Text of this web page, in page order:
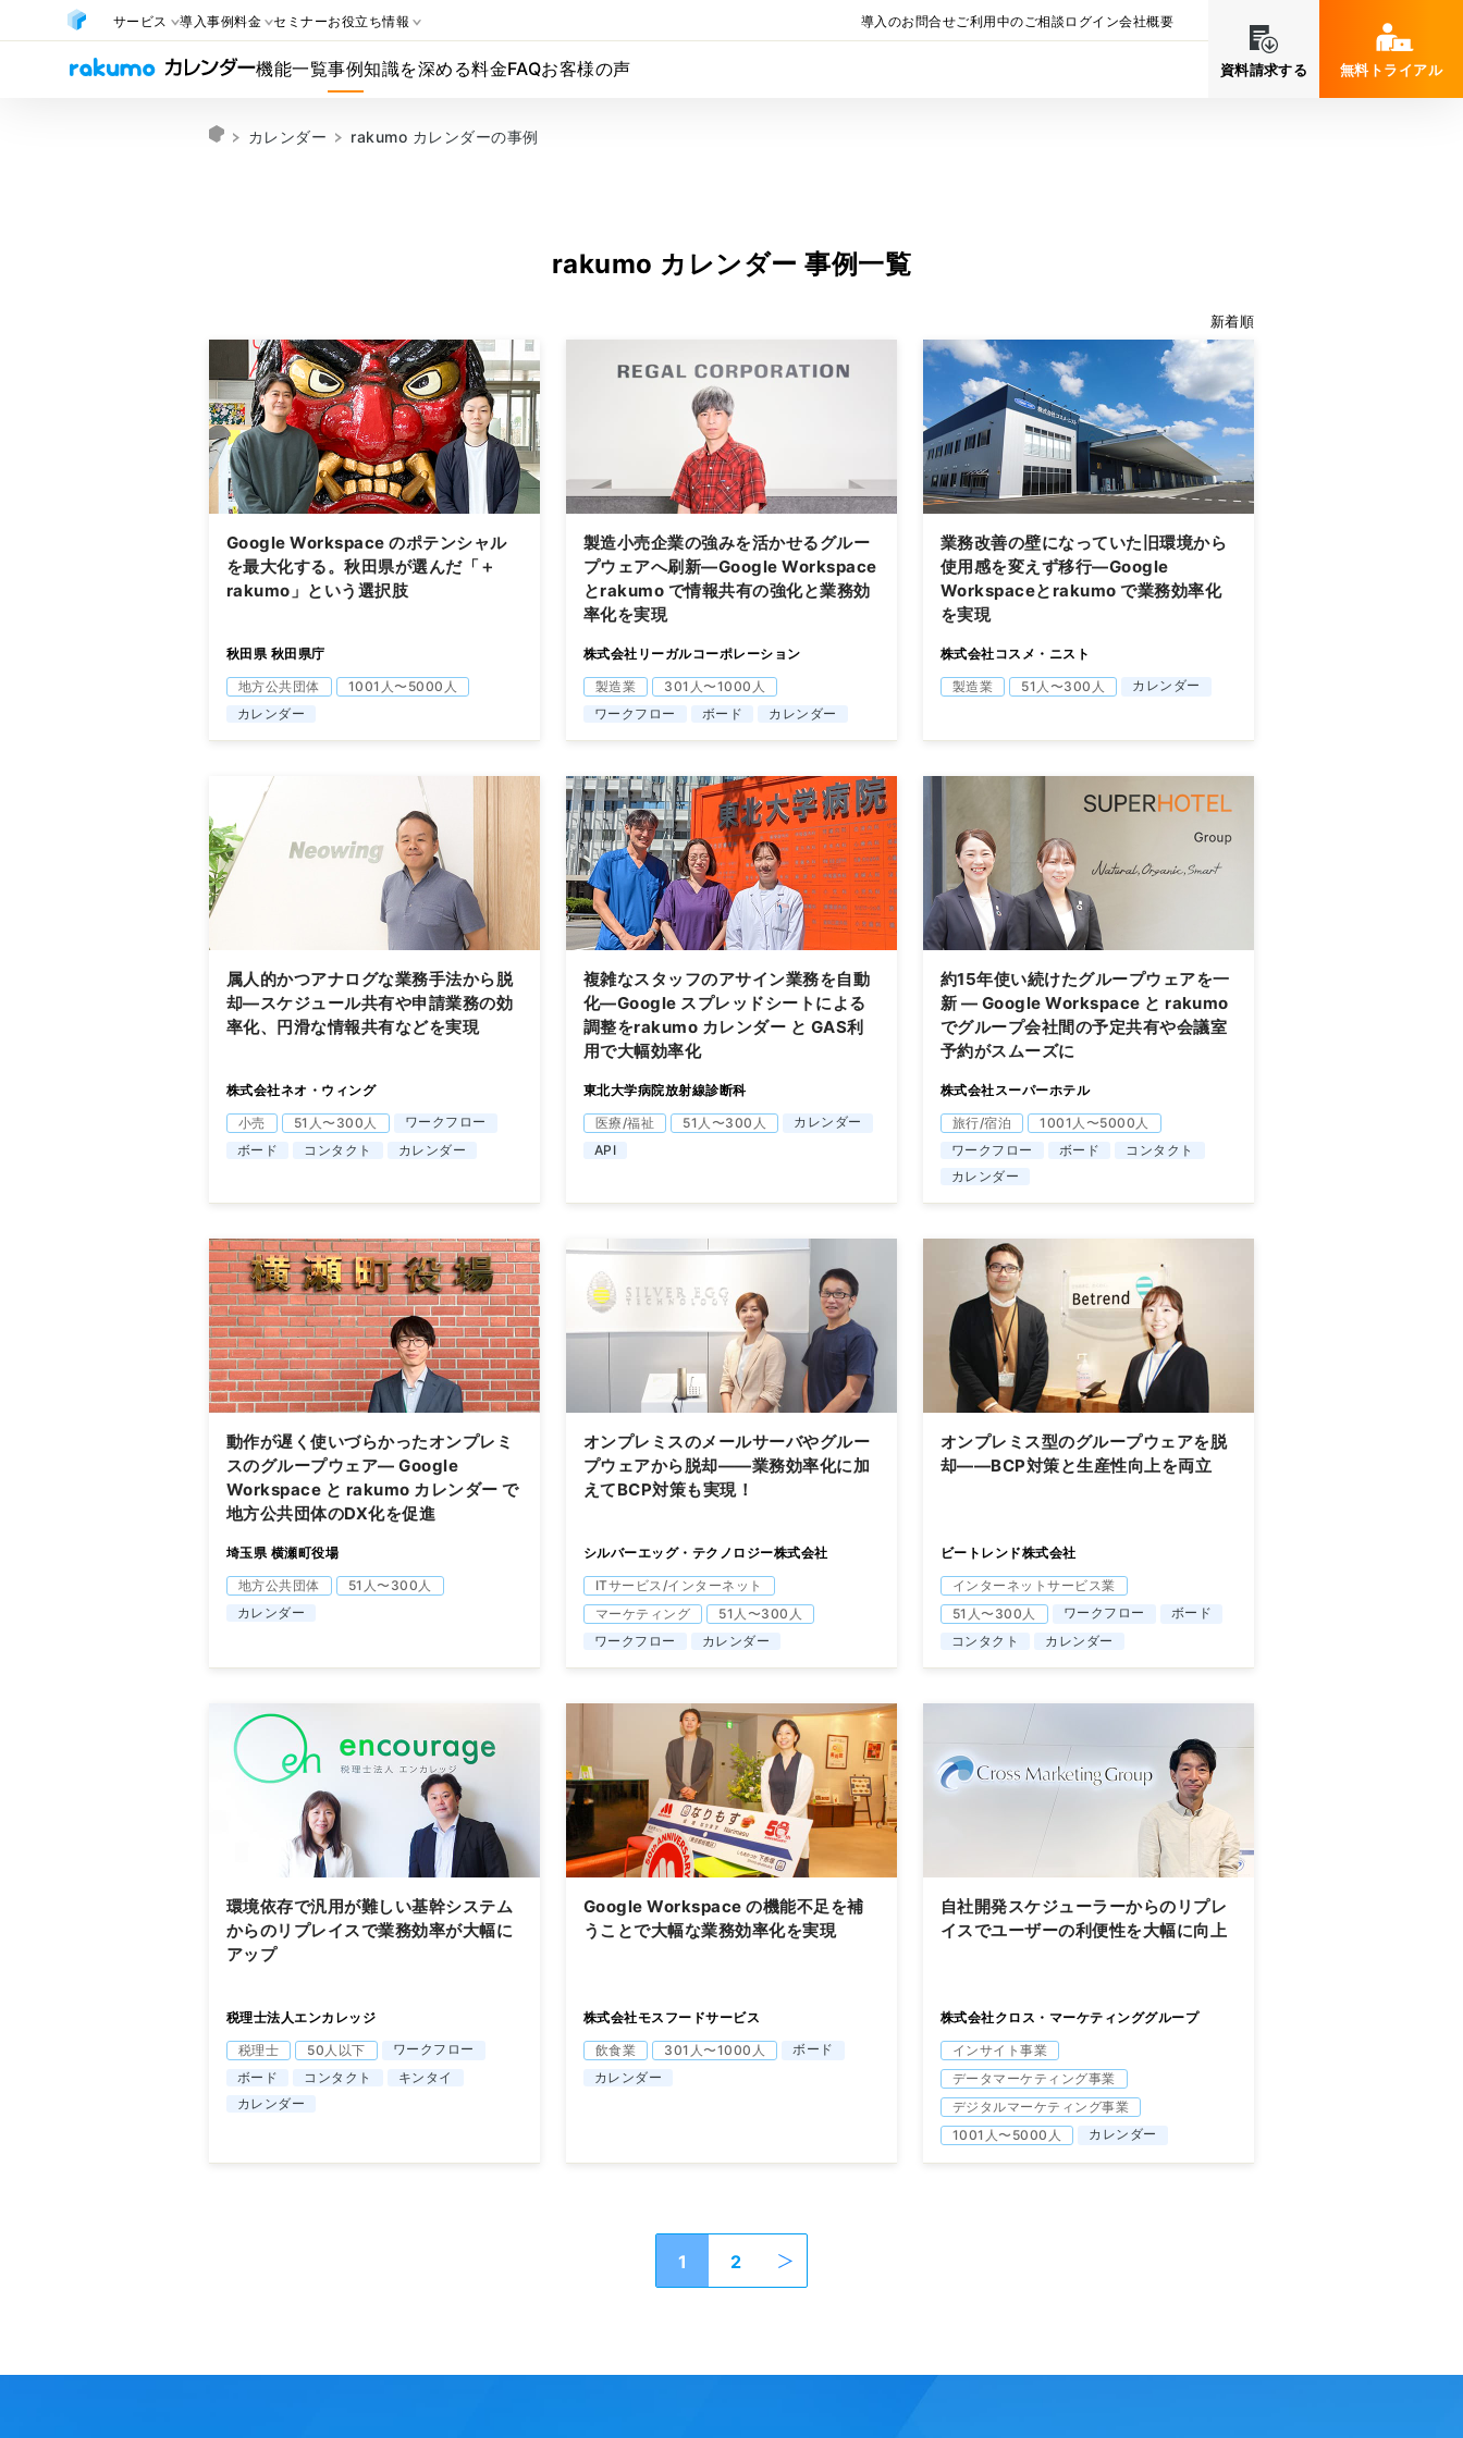
機能一覧事例知識を深める料金FAQお客様の声
サービス 導入事例料金 セミナーお役立ち情報 導入のお問合せご利用中のご相談 ログイン会社概要
資料請求する 無料トライアル
カレンダー rakumo カレンダーの事例
rakumo カレンダー 事例一覧
新着順
Google Workspace のポテンシャル
を最大化する。秋田県が選んだ「＋
rakumo」という選択肢
秋田県 秋田県庁
地方公共団体
1001人〜5000人
カレンダー
製造小売企業の強みを活かせるグルー
プウェアへ刷新―Google Workspace
とrakumo で情報共有の強化と業務効
率化を実現
株式会社リーガルコーポレーション
製造業
301人〜1000人
ワークフロー
ボード カレンダー
業務改善の壁になっていた旧環境から
使用感を変えず移行―Google
Workspaceとrakumo で業務効率化
を実現
株式会社コスメ・ニスト
製造業
51人〜300人 カレンダー
属人的かつアナログな業務手法から脱
却―スケジュール共有や申請業務の効
率化、円滑な情報共有などを実現
株式会社ネオ・ウィング
小売
51人〜300人
ワークフロー
ボード
コンタクト カレンダー
複雑なスタッフのアサイン業務を自動
化―Google スプレッドシートによる
調整をrakumo カレンダー と GAS利
用で大幅効率化
東北大学病院放射線診断科
医療/福祉
51人〜300人
カレンダー
API
約15年使い続けたグループウェアを一
新 ― Google Workspace と rakumo
でグループ会社間の予定共有や会議室
予約がスムーズに
株式会社スーパーホテル
旅行/宿泊
1001人〜5000人
ワークフロー
ボード
コンタクト
カレンダー
動作が遅く使いづらかったオンプレミ
スのグループウェア― Google
Workspace と rakumo カレンダー で
地方公共団体のDX化を促進
埼玉県 横瀬町役場
地方公共団体
51人〜300人
カレンダー
オンプレミスのメールサーバやグルー
プウェアから脱却――業務効率化に加
えてBCP対策も実現！
シルバーエッグ・テクノロジー株式会社
ITサービス/インターネット
マーケティング
51人〜300人
ワークフロー
カレンダー
オンプレミス型のグループウェアを脱
却――BCP対策と生産性向上を両立
ビートレンド株式会社
インターネットサービス業
51人〜300人
ワークフロー
ボード
コンタクト
カレンダー
環境依存で汎用が難しい基幹システム
からのリプレイスで業務効率が大幅に
アップ
税理士法人エンカレッジ
税理士
50人以下
ワークフロー
ボード
コンタクト
キンタイ
カレンダー
Google Workspace の機能不足を補
うことで大幅な業務効率化を実現
株式会社モスフードサービス
飲食業
301人〜1000人
ボード
カレンダー
自社開発スケジューラーからのリプレ
イスでユーザーの利便性を大幅に向上
株式会社クロス・マーケティンググループ
インサイト事業
データマーケティング事業
デジタルマーケティング事業
1001人〜5000人
カレンダー
1 2